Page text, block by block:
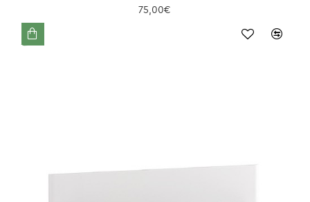
75,00€